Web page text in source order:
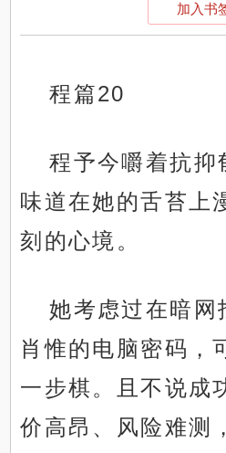
加入书
程篇20
程予今嚼着抗抑
味道在她的舌苔上
刻的心境。
她考虑过在暗网
肖惟的电脑密码，
一步棋。且不说成
价高昂、风险难测